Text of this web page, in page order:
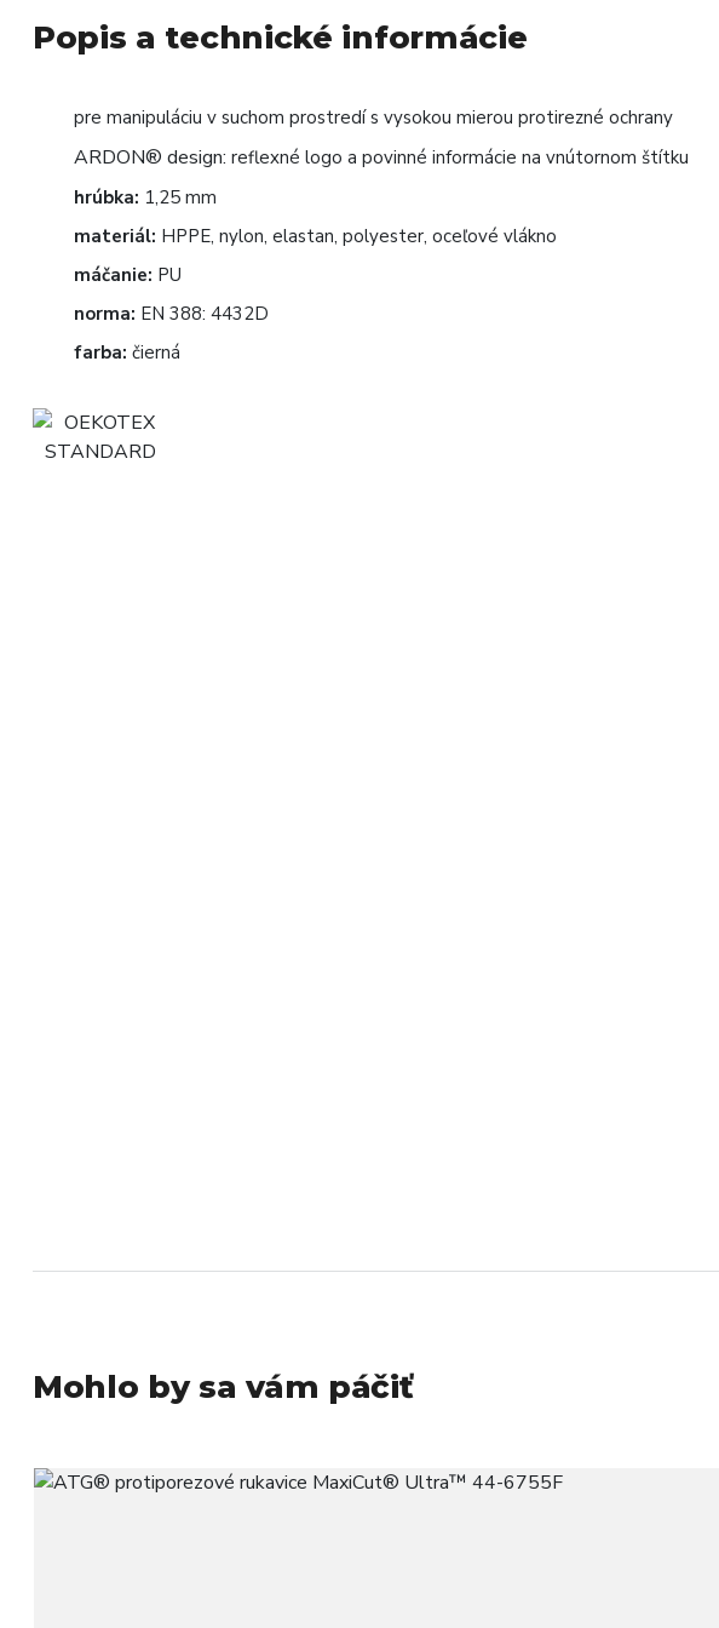
Popis a technické informácie
pre manipuláciu v suchom prostredí s vysokou mierou protirezné ochrany
ARDON® design: reflexné logo a povinné informácie na vnútornom štítku
hrúbka: 1,25 mm
materiál: HPPE, nylon, elastan, polyester, oceľové vlákno
máčanie: PU
norma: EN 388: 4432D
farba: čierná
Mohlo by sa vám páčiť